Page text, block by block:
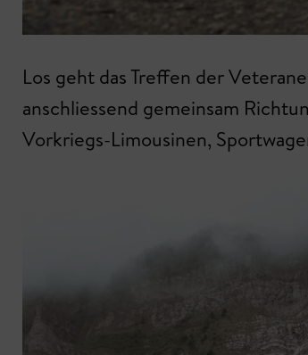
Los geht das Treffen der
anschliessend gemeinsam
Vorkriegs-Limousinen,